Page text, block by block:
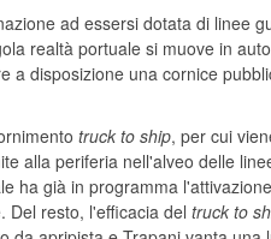
ad essersi dotata di linee
realtà portuale si muove in
disposizione una cornice
truck to ship, per cui
alla periferia nell'alveo delle
ha già in programma
Del resto, l'efficacia del truck to